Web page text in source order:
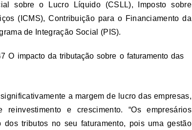
sobre o Lucro Líquido (CSLL), Imposto sobre
(ICMS), Contribuição para o Financiamento da
de Integração Social (PIS).
a margem de lucro das empresas,
e crescimento. “Os empresários
dos tributos no seu faturamento, pois uma gestão